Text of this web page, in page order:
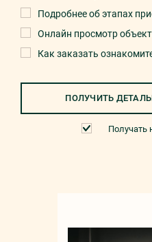
Подробнее об этапах
Онлайн просмотр
Как заказать
ПОЛУЧИТЬ
Получать